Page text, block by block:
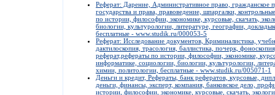
Реферат: Дарение, Административное право, гражданское
государства и права, правоведение, шпаргалки,
по истории, философии, экономике, курсовые, скачать,
биологии, культурологии, литературе, географии,
бесплатные - www.studik.ru/000053-5
Реферат: Исследование документов, Криминалистика,
дактилоскопия, трасология, баллистика, почерк,
реферат,рефераты по истории, философии, экономике,
информатике, социологии, биологии, культурологии,
химии, политологии, бесплатные - www.studik.ru/005071-1
Деньги и кредит, Рефераты, банк рефератов, курсовые,
деньги, финансы, эксперт, компания, банковское дело,
истории, философии, экономике, курсовые, скачать,